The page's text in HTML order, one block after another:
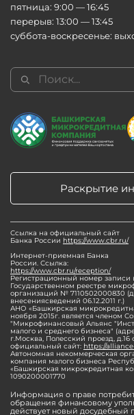
пятница: 9:00 — 16:45
перерыв: 13:00 — 13:45
суббота-воскресенье:
Раскрытие
Ссылка на официальный сайт
Банка России https://www.cbr.ru/
Интернет-приемная Банка
России. Ссылка:
https://www.cbr.ru/reception/
Регистрационный номер записи
Государственном реестре
организаций № 7110502000830
внесениясведений 06.12.2011 г.)
АНО «Башкирская
ноября 2015г. является членом
"Микрофинансовый Альянс
малого и среднего бизнеса"
г.Москва, Полесский проезд, д.16
официальный сайт: https://
Автономная некоммерческая
компания малого бизнеса
«Башкирская микрокредитная
1090200001770
Информация о праве
обращения финансовому
действует новый досудебный